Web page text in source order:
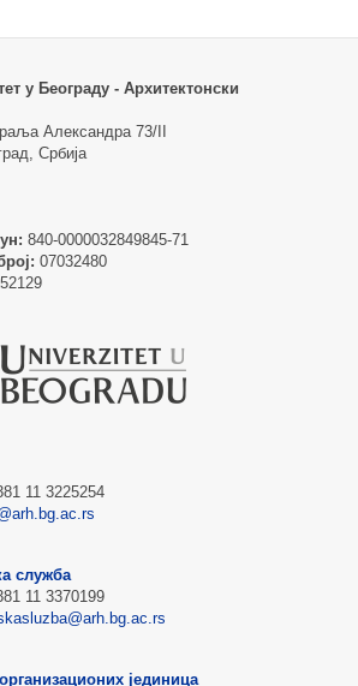
у Београду - Архитектонски
Александра 73/II
Србија
840-0000032849845-71
07032480
11 3225254
служба
11 3370199
јединица